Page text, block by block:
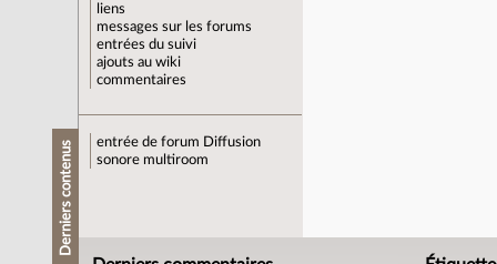
liens
messages sur les forums
entrées du suivi
ajouts au wiki
commentaires
Derniers contenus entrée de forum Diffusion
sonore multiroom